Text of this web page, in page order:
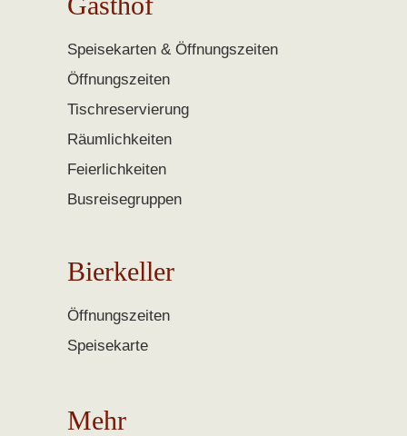
Speisekarten & Öffnungszeiten
Öffnungszeiten
Tischreservierung
Räumlichkeiten
Feierlichkeiten
Busreisegruppen
Bierkeller
Öffnungszeiten
Speisekarte
Mehr